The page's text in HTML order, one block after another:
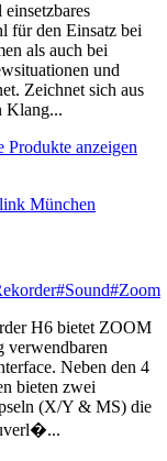
für den Einsatz bei
als auch bei
und
Zeichnet sich aus
Klang...
Produkte anzeigen
#Sound#Zoom
H6 bietet ZOOM
verwendbaren
Neben den 4
bieten zwei
(X/Y & MS) die